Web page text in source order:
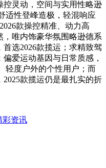
灵动，空间与实用性略逊
适性登峰造极，轻混响应
款操控精准、动力高
唯内饰豪华氛围略逊德系
选2026款揽运；求精致驾
爱运动基因与日常质感，
轻度户外的个性用户；而
款揽运仍是最扎实的折
彩资讯